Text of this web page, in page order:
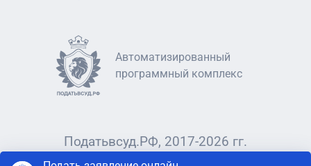
Автоматизированный
программный комплекс
Податьвсуд.РФ, 2017-2026 гг.